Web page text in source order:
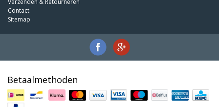
Verzenden & Retourneren
Contact
Sitemap
Betaalmethoden